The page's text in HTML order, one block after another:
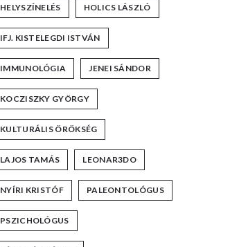
HELYSZÍNELÉS HOLICS LÁSZLÓ
IFJ. KISTELEGDI ISTVÁN
IMMUNOLÓGIA JENEI SÁNDOR
KOCZISZKY GYÖRGY
KULTURÁLIS ÖRÖKSÉG
LAJOS TAMÁS LEONAR3DO
NYÍRI KRISTÓF PALEONTOLÓGUS
PSZICHOLÓGUS